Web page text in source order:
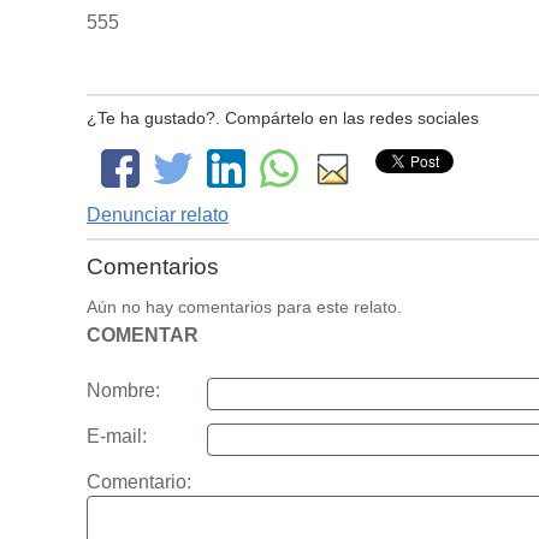
555
¿Te ha gustado?. Compártelo en las redes sociales
Denunciar relato
Comentarios
Aún no hay comentarios para este relato.
COMENTAR
Nombre:
E-mail:
Comentario: